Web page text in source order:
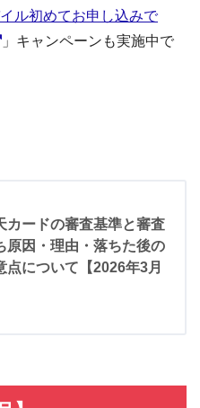
ル初めてお申し込みで
」キャンペーンも実施中で
カードの審査基準と審査
原因・理由・落ちた後の
点について【2026年3月